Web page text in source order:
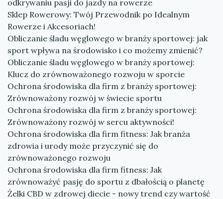
odkrywaniu pasji do jazdy na rowerze
Sklep Rowerowy: Twój Przewodnik po Idealnym
Rowerze i Akcesoriach!
Obliczanie śladu węglowego w branży sportowej: jak
sport wpływa na środowisko i co możemy zmienić?
Obliczanie śladu węglowego w branży sportowej:
Klucz do zrównoważonego rozwoju w sporcie
Ochrona środowiska dla firm z branży sportowej:
Zrównoważony rozwój w świecie sportu
Ochrona środowiska dla firm z branży sportowej:
Zrównoważony rozwój w sercu aktywności!
Ochrona środowiska dla firm fitness: Jak branża
zdrowia i urody może przyczynić się do
zrównoważonego rozwoju
Ochrona środowiska dla firm fitness: Jak
zrównoważyć pasję do sportu z dbałością o planetę
Żelki CBD w zdrowej diecie - nowy trend czy wartość